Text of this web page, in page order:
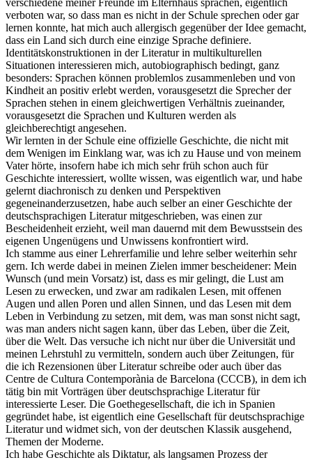
verboten war, so dass man es nicht in der Schule sprechen oder gar
lernen konnte, hat mich auch allergisch gegenüber der Idee gemacht,
dass ein Land sich durch eine einzige Sprache definiere.
Identitätskonstruktionen in der Literatur in multikulturellen
Situationen interessieren mich, autobiographisch bedingt, ganz
besonders: Sprachen können problemlos zusammenleben und von
Kindheit an positiv erlebt werden, vorausgesetzt die Sprecher der
Sprachen stehen in einem gleichwertigen Verhältnis zueinander,
vorausgesetzt die Sprachen und Kulturen werden als
gleichberechtigt angesehen.
Wir lernten in der Schule eine offizielle Geschichte, die nicht mit
dem Wenigen im Einklang war, was ich zu Hause und von meinem
Vater hörte, insofern habe ich mich sehr früh schon auch für
Geschichte interessiert, wollte wissen, was eigentlich war, und habe
gelernt diachronisch zu denken und Perspektiven
gegeneinanderzusetzen, habe auch selber an einer Geschichte der
deutschsprachigen Literatur mitgeschrieben, was einen zur
Bescheidenheit erzieht, weil man dauernd mit dem Bewusstsein des
eigenen Ungenügens und Unwissens konfrontiert wird.
Ich stamme aus einer Lehrerfamilie und lehre selber weiterhin sehr
gern. Ich werde dabei in meinen Zielen immer bescheidener: Mein
Wunsch (und mein Vorsatz) ist, dass es mir gelingt, die Lust am
Lesen zu erwecken, und zwar am radikalen Lesen, mit offenen
Augen und allen Poren und allen Sinnen, und das Lesen mit dem
Leben in Verbindung zu setzen, mit dem, was man sonst nicht sagt,
was man anders nicht sagen kann, über das Leben, über die Zeit,
über die Welt. Das versuche ich nicht nur über die Universität und
meinen Lehrstuhl zu vermitteln, sondern auch über Zeitungen, für
die ich Rezensionen über Literatur schreibe oder auch über das
Centre de Cultura Contemporània de Barcelona (CCCB), in dem ich
tätig bin mit Vorträgen über deutschsprachige Literatur für
interessierte Leser. Die Goethegesellschaft, die ich in Spanien
gegründet habe, ist eigentlich eine Gesellschaft für deutschsprachige
Literatur und widmet sich, von der deutschen Klassik ausgehend,
Themen der Moderne.
Ich habe Geschichte als Diktatur, als langsamen Prozess der